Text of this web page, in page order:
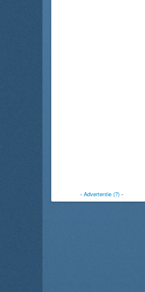
- Advertentie (?)-